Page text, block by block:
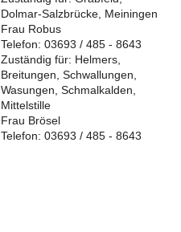
Dolmar-Salzbrücke, Meiningen
Frau Robus
Telefon: 03693 / 485 - 8643
Zuständig für: Helmers,
Breitungen, Schwallungen,
Wasungen, Schmalkalden,
Mittelstille
Frau Brösel
Telefon: 03693 / 485 - 8643